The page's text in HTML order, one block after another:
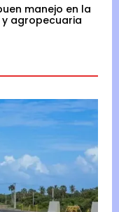
manejo en la
agropecuaria